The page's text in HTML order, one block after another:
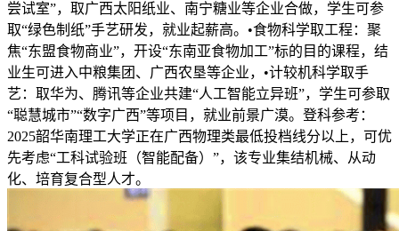
尝试室”，取广西太阳纸业、南宁糖业等企业合做，学生可参
取“绿色制纸”手艺研发，就业起薪高。•食物科学取工程：聚
焦“东盟食物商业”，开设“东南亚食物加工”标的目的课程，结
业生可进入中粮集团、广西农垦等企业，•计较机科学取手
艺：取华为、腾讯等企业共建“人工智能立异班”，学生可参取
“聪慧城市”“数字广西”等项目，就业前景广漠。登科参考：
2025韶华南理工大学正在广西物理类最低投档线分以上，可优
先考虑“工科试验班（智能配备）”，该专业集结机械、从动
化、培育复合型人才。